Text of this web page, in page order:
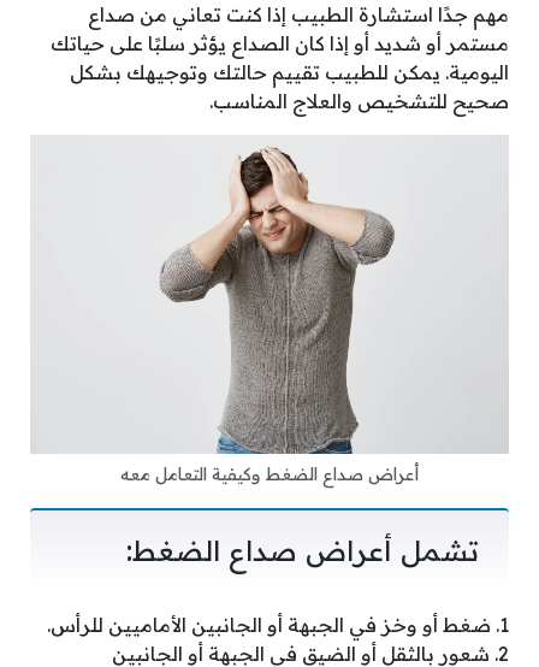
مهم جدًا استشارة الطبيب إذا كنت تعاني من صداع
مستمر أو شديد أو إذا كان الصداع يؤثر سلبًا على حياتك
اليومية. يمكن للطبيب تقييم حالتك وتوجيهك بشكل
صحيح للتشخيص والعلاج المناسب.
أعراض صداع الضغط وكيفية التعامل معه
تشمل أعراض صداع الضغط:
1. ضغط أو وخز في الجبهة أو الجانبين الأماميين للرأس.
2. شعور بالثقل أو الضيق في الجبهة أو الجانبين